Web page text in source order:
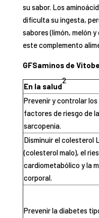
su sabor. Los
dificulta su ingesta,
sabores (limón, melón
este complemento
GFSaminos de
En la salud
2
Prevenir y controlar los
factores de riesgo de la
sarcopenia.
Disminuir el colesterol
(colesterol malo), el
cardiometabólico y la
corporal.
Prevenir la diabetes